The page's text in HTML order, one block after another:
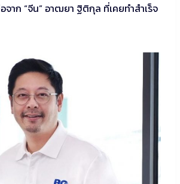
จาก “จีน” อาฒยา ฐิติกุล ที่เคยทำสำเร็จ